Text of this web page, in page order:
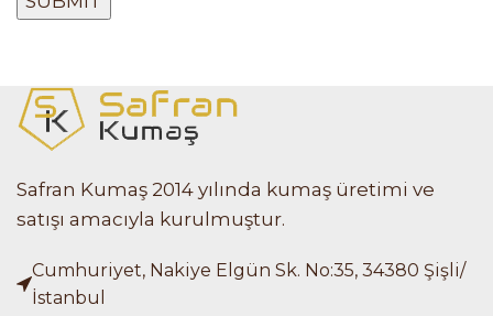
Safran Kumaş 2014 yılında kumaş üretimi ve
satışı amacıyla kurulmuştur.
Cumhuriyet, Nakiye Elgün Sk. No:35, 34380 Şişli/
İstanbul